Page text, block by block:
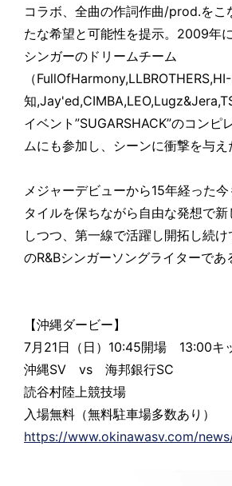
コラボ、全曲の作詞作曲/prod.をこ
たな希望と可能性を提示。2009年
シンガーのドリームチーム
（
知
イベント”SUGARSHACK”のコンピ
ムにも参加し、シーンに衝撃を与え
メジャーデビューから15年経った
タイルを保ちながら自由な発想で
しつつ、第一線で活躍し開拓し続
のR&Bシンガーソングライターであ
【沖縄ダービー】
7月21日（日）10:45開場 13:00キ
沖縄SV vs 海邦銀行SC
読谷村陸上競技場
入場無料（無料駐車場多数あり）
https://www.okinawasv.com/